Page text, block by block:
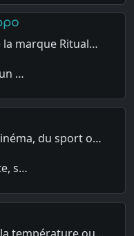
marque Ritual…
…
du sport o…
s…